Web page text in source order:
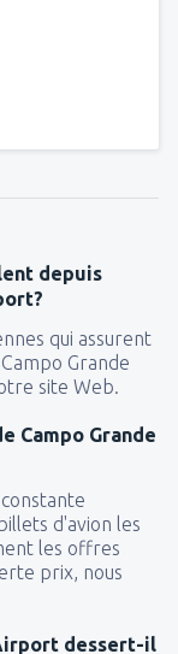
depuis
qui assurent
Grande
site Web.
Campo Grande
d'avion les
les offres
prix, nous
dessert-il